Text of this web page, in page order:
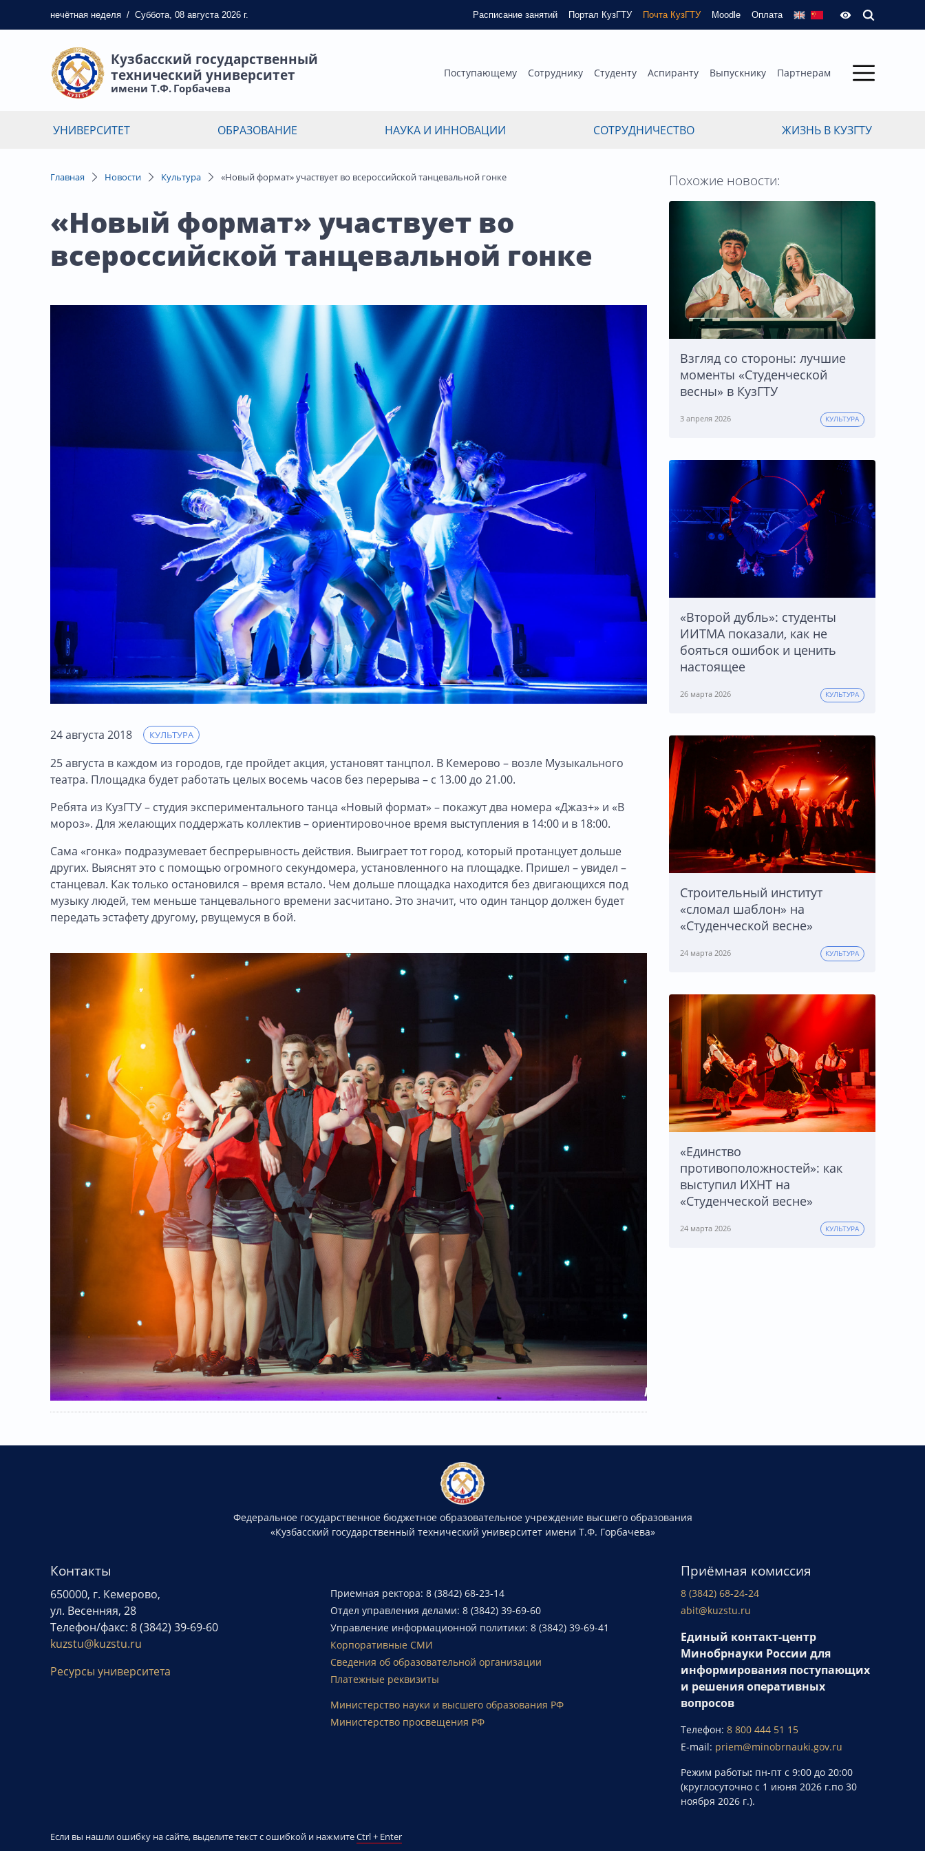
нечётная неделя / Суббота, 08 августа 2026 г. Расписание занятий Портал КузГТУ Почта КузГТУ Moodle Оплата
Кузбасский государственный
технический университет
имени Т.Ф. Горбачева
Поступающему Сотруднику Студенту Аспиранту Выпускнику Партнерам
УНИВЕРСИТЕТ ОБРАЗОВАНИЕ НАУКА И ИННОВАЦИИ СОТРУДНИЧЕСТВО ЖИЗНЬ В КУЗГТУ
Главная Новости Культура «Новый формат» участвует во всероссийской танцевальной гонке
«Новый формат» участвует во
всероссийской танцевальной гонке
24 августа 2018 КУЛЬТУРА
25 августа в каждом из городов, где пройдет акция, установят танцпол. В Кемерово – возле Музыкального
театра. Площадка будет работать целых восемь часов без перерыва – с 13.00 до 21.00.
Ребята из КузГТУ – студия экспериментального танца «Новый формат» – покажут два номера «Джаз+» и «В
мороз». Для желающих поддержать коллектив – ориентировочное время выступления в 14:00 и в 18:00.
Сама «гонка» подразумевает беспрерывность действия. Выиграет тот город, который протанцует дольше
других. Выяснят это с помощью огромного секундомера, установленного на площадке. Пришел – увидел –
станцевал. Как только остановился – время встало. Чем дольше площадка находится без двигающихся под
музыку людей, тем меньше танцевального времени засчитано. Это значит, что один танцор должен будет
передать эстафету другому, рвущемуся в бой.
Похожие новости:
Взгляд со стороны: лучшие
моменты «Студенческой
весны» в КузГТУ
3 апреля 2026 КУЛЬТУРА
«Второй дубль»: студенты
ИИТМА показали, как не
бояться ошибок и ценить
настоящее
26 марта 2026 КУЛЬТУРА
Строительный институт
«сломал шаблон» на
«Студенческой весне»
24 марта 2026 КУЛЬТУРА
«Единство
противоположностей»: как
выступил ИХНТ на
«Студенческой весне»
24 марта 2026 КУЛЬТУРА
Федеральное государственное бюджетное образовательное учреждение высшего образования
«Кузбасский государственный технический университет имени Т.Ф. Горбачева»
Контакты
650000, г. Кемерово,
ул. Весенняя, 28
Телефон/факс: 8 (3842) 39-69-60
kuzstu@kuzstu.ru
Ресурсы университета
Приемная ректора: 8 (3842) 68-23-14
Отдел управления делами: 8 (3842) 39-69-60
Управление информационной политики: 8 (3842) 39-69-41
Корпоративные СМИ
Сведения об образовательной организации
Платежные реквизиты
Министерство науки и высшего образования РФ
Министерство просвещения РФ
Приёмная комиссия
8 (3842) 68-24-24
abit@kuzstu.ru
Единый контакт-центр
Минобрнауки России для
информирования поступающих
и решения оперативных
вопросов
Телефон:8 800 444 51 15
E-mail: priem@minobrnauki.gov.ru
Режим работы: пн-пт с 9:00 до 20:00
(круглосуточно с 1 июня 2026 г.по 30
ноября 2026 г.).
Если вы нашли ошибку на сайте, выделите текст с ошибкой и нажмитеCtrl + Enter